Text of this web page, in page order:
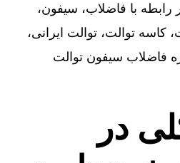
با فاضلاب، سیفون،
کاسه توالت، توالت ایرانی،
فاضلاب سیفون توالت
در